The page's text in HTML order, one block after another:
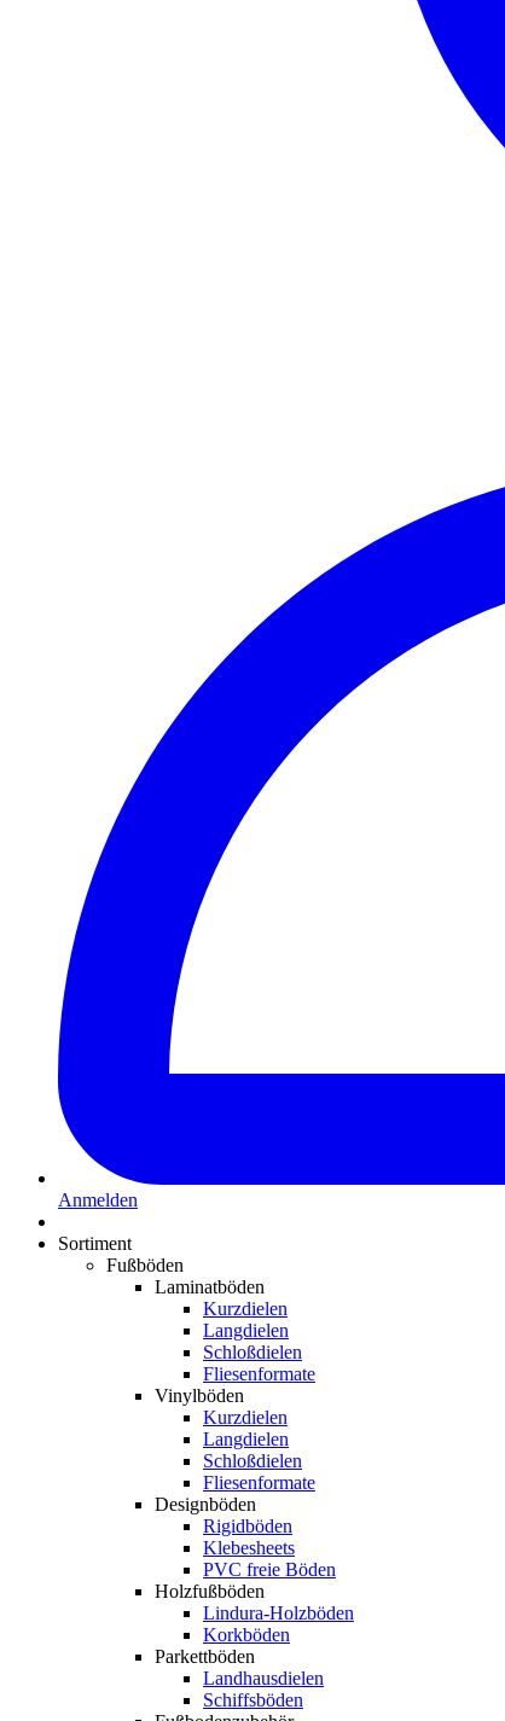
Anmelden
Sortiment
Fußböden
Laminatböden
Kurzdielen
Langdielen
Schloßdielen
Fliesenformate
Vinylböden
Kurzdielen
Langdielen
Schloßdielen
Fliesenformate
Designböden
Rigidböden
Klebesheets
PVC freie Böden
Holzfußböden
Lindura-Holzböden
Korkböden
Parkettböden
Landhausdielen
Schiffsböden